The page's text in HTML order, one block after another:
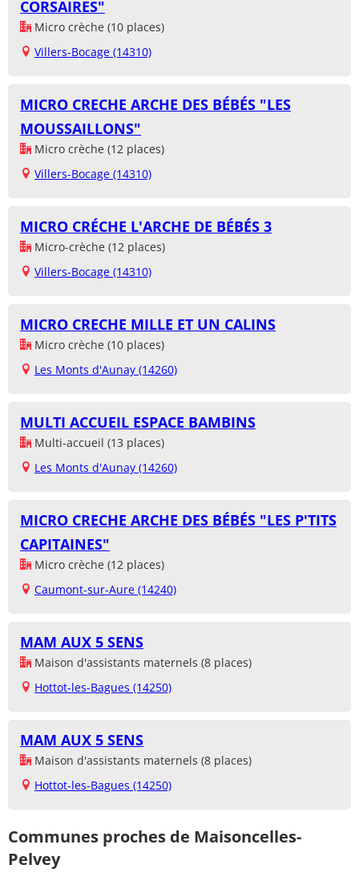
CORSAIRES"
Micro crèche (10 places)
Villers-Bocage (14310)
MICRO CRECHE ARCHE DES BÉBÉS "LES
MOUSSAILLONS"
Micro crèche (12 places)
Villers-Bocage (14310)
MICRO CRÉCHE L'ARCHE DE BÉBÉS 3
Micro-crèche (12 places)
Villers-Bocage (14310)
MICRO CRECHE MILLE ET UN CALINS
Micro crèche (10 places)
Les Monts d'Aunay (14260)
MULTI ACCUEIL ESPACE BAMBINS
Multi-accueil (13 places)
Les Monts d'Aunay (14260)
MICRO CRECHE ARCHE DES BÉBÉS "LES P'TITS
CAPITAINES"
Micro crèche (12 places)
Caumont-sur-Aure (14240)
MAM AUX 5 SENS
Maison d'assistants maternels (8 places)
Hottot-les-Bagues (14250)
MAM AUX 5 SENS
Maison d'assistants maternels (8 places)
Hottot-les-Bagues (14250)
Communes proches de Maisoncelles-
Pelvey